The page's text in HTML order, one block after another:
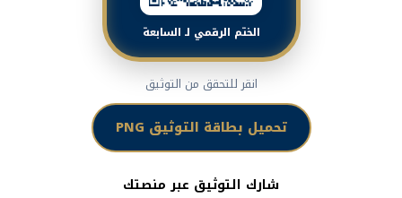
الختم الرقمي لـ السابعة
انقر للتحقق من التوثيق
تحميل بطاقة التوثيق PNG
شارك التوثيق عبر منصتك